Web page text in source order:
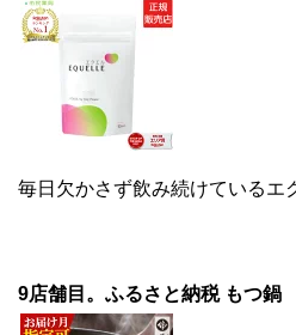
毎日欠かさず飲み続けているエ
9店舗目。ふるさと納税 もつ鍋